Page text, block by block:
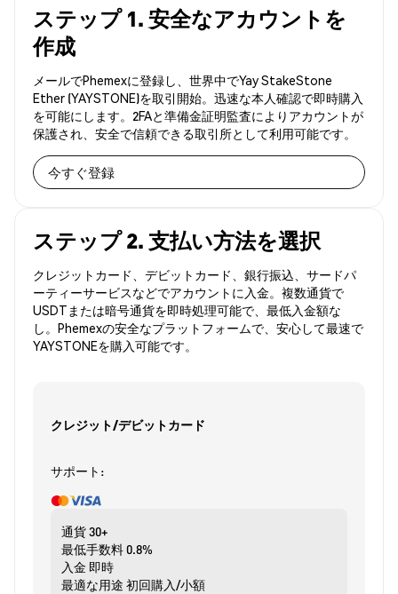
ステップ 1. 安全なアカウントを
作成
メールでPhemexに登録し、世界中でYay StakeStone
Ether (YAYSTONE)を取引開始。迅速な本人確認で即時購入
を可能にします。2FAと準備金証明監査によりアカウントが
保護され、安全で信頼できる取引所として利用可能です。
今すぐ登録
ステップ 2. 支払い方法を選択
クレジットカード、デビットカード、銀行振込、サードパ
ーティーサービスなどでアカウントに入金。複数通貨で
USDTまたは暗号通貨を即時処理可能で、最低入金額な
し。Phemexの安全なプラットフォームで、安心して最速で
YAYSTONEを購入可能です。
クレジット/デビットカード
サポート:
通貨30+
最低手数料0.8%
入金 即時
最適な用途 初回購入/小額